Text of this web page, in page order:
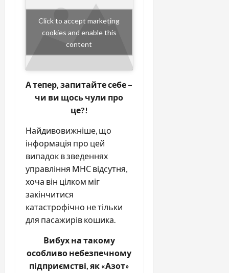
Click to accept marketing
cookies and enable this
content
А тепер, запитайте себе –
чи ви щось чули про
це?!
Найдивовижніше, що
інформація про цей
випадок в зведеннях
управління МНС відсутня,
хоча він цілком міг
закінчитися
катастрофічно не тільки
для пасажирів кошика.
Вибух на такому
особливо небезпечному
підприємстві, як «Азот»